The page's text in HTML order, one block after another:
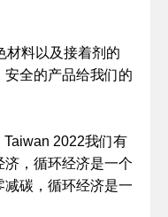
材料以及接着剂的
全的产品给我们的
2022我们有
，循环经济是一个
碳，循环经济是一